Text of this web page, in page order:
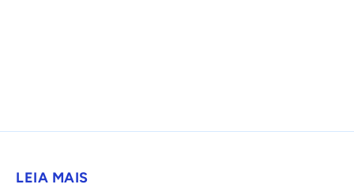
LEIA MAIS